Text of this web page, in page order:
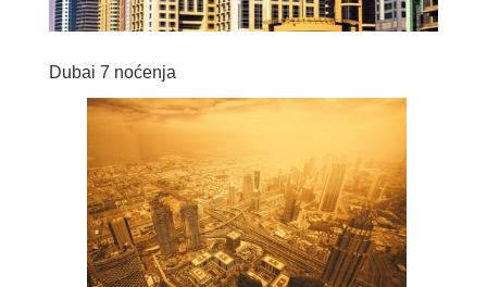
Dubai 7 noćenja